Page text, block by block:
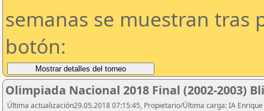
semanas se muestran tras
botón:
Olimpiada Nacional 2018 Final (2002-2003)
Última actualización29.05.2018 07:15:45, Propietario/Última carga: IA